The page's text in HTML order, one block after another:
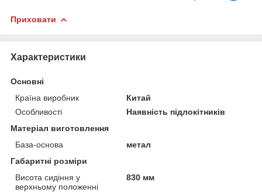
Приховати
Характеристики
Основні
Країна виробник
Китай
Особливості
Наявність підлокітників
Матеріал виготовлення
База-основа
метал
Габаритні розміри
Висота сидіння у
верхньому положенні
830 мм